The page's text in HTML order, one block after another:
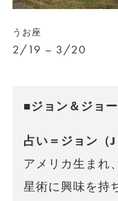
うお座
2/19 – 3/20
■ジョン＆ジョ
占い＝ジョン（J
アメリカ生まれ
星術に興味を持